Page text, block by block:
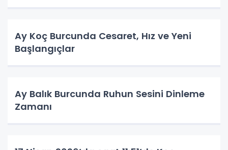
Ay Koç Burcunda Cesaret, Hız ve Yeni
Başlangıçlar
Ay Balık Burcunda Ruhun Sesini Dinleme
Zamanı